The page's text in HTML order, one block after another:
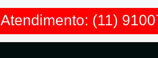
Atendimento: (11)